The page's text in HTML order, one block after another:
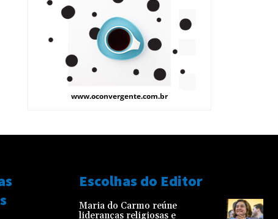
Escolhas do Editor
Maria do Carmo reúne
lideranças religiosas e